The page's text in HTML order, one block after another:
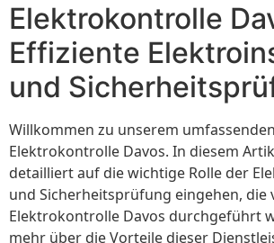
Elektrokontrolle
Effiziente
und
Willkommen zu unserem
Elektrokontrolle Davos. In diesem
detailliert auf die wichtige Rolle der
und Sicherheitsprüfung eingehen, die
Elektrokontrolle Davos durchgeführt
mehr über die Vorteile dieser